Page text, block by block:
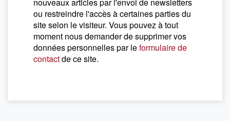
ou restreindre l'accès à certaines parties du
site selon le visiteur. Vous pouvez à tout
moment nous demander de supprimer vos
données personnelles par leformulaire de
contactde ce site.